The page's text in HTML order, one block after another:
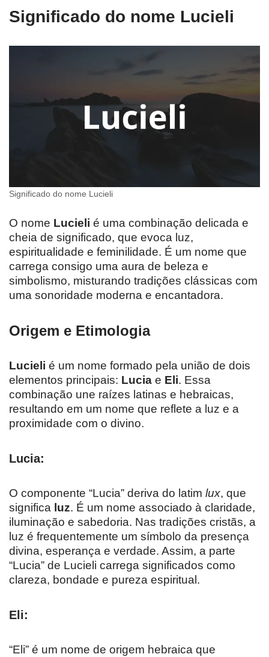
Significado do nome Lucieli
Significado do nome Lucieli
O nome Lucieli é uma combinação delicada e
cheia de significado, que evoca luz,
espiritualidade e feminilidade. É um nome que
carrega consigo uma aura de beleza e
simbolismo, misturando tradições clássicas com
uma sonoridade moderna e encantadora.
Origem e Etimologia
Lucieli é um nome formado pela união de dois
elementos principais: Lucia e Eli. Essa
combinação une raízes latinas e hebraicas,
resultando em um nome que reflete a luz e a
proximidade com o divino.
Lucia:
O componente “Lucia” deriva do latim lux, que
significa luz. É um nome associado à claridade,
iluminação e sabedoria. Nas tradições cristãs, a
luz é frequentemente um símbolo da presença
divina, esperança e verdade. Assim, a parte
“Lucia” de Lucieli carrega significados como
clareza, bondade e pureza espiritual.
Eli:
“Eli” é um nome de origem hebraica que